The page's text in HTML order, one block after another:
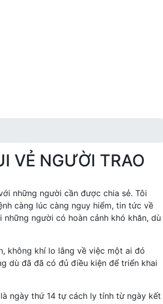
VẺ NGƯỜI TRAO
những người cần được chia sẻ. Tôi
càng lúc càng nguy hiểm, tin tức về
người có hoàn cảnh khó khăn, dù
không khí lo lắng về việc một ai đó
dù đã đã có đủ điều kiện để triển khai
ngày thứ 14 tự cách ly tính từ ngày kết